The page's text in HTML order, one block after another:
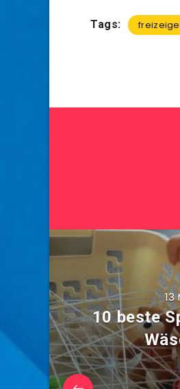
Tags:
13
10 beste